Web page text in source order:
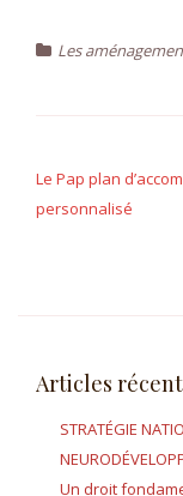
Les
de
l’article
Le Pap plan
personnalisé
Articles
STRATÉGIE
Un droit